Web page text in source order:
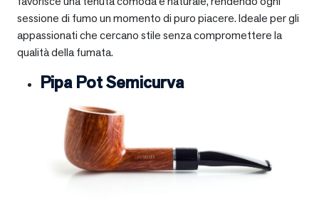
sessione di fumo un momento di puro piacere. Ideale per gli
appassionati che cercano stile senza compromettere la
qualità della fumata.
Pipa Pot Semicurva